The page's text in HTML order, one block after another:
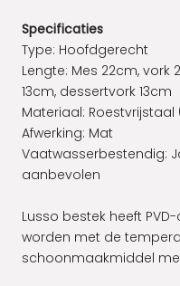
Specificaties
Type: Hoofdgerecht
Lengte: Mes 22cm, vork
13cm, dessertvork 13cm
Materiaal: Roestvrijstaal
Afwerking: Mat
Vaatwasserbestendig:
aanbevolen
Lusso bestek heeft
worden met de
schoonmaakmiddel